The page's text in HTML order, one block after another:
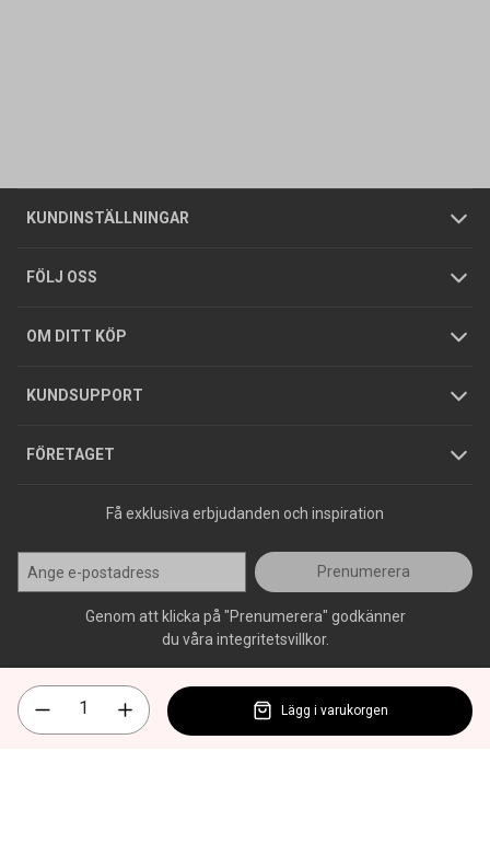
KUNDINSTÄLLNINGAR
Företagskund / Privatkund
FÖLJ OSS
OM DITT KÖP
Allmänna försäljningsvillkor
Integritetspolicy
GDPR
KUNDSUPPORT
Butiker
Foldrar och kataloger
Köpguider
Varumärken
FÖRETAGET
Om oss
Tjänster
Hållbarhet
Jobba hos oss
Press
Få exklusiva erbjudanden och inspiration
Prenumerera
Genom att klicka på "Prenumerera" godkänner
du våra integritetsvillkor.
Lägg i varukorgen